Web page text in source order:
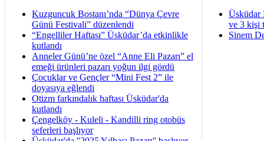
Kuzguncuk Bostanı’nda “Dünya Çevre
Günü Festivali” düzenlendi
“Engelliler Haftası” Üsküdar’da etkinlikle
kutlandı
Anneler Günü’ne özel “Anne Eli Pazarı” el
emeği ürünleri pazarı yoğun ilgi gördü
Çocuklar ve Gençler “Mini Fest 2” ile
doyasıya eğlendi
Otizm farkındalık haftası Üsküdar'da
kutlandı
Çengelköy - Kuleli - Kandilli ring otobüs
seferleri başlıyor
Üsküdar
ve 3 kişi
Sinem